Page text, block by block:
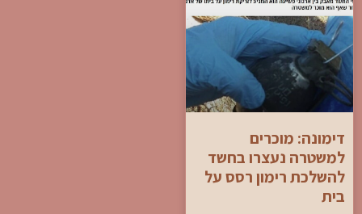
דימונה: מוכרים
למשטרה נעצרו בחשד
להשלכת רימון רסס על
בית